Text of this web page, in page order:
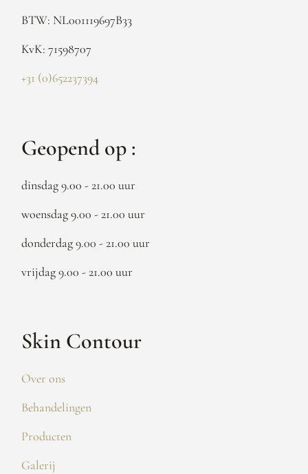
BTW: NL001119697B33
KvK: 71598707
+31 (0)652237394
Geopend op :
dinsdag 9.00 - 21.00 uur
woensdag 9.00 - 21.00 uur
donderdag 9.00 - 21.00 uur
vrijdag 9.00 - 21.00 uur
Skin Contour
Over ons
Behandelingen
Producten
Galerij